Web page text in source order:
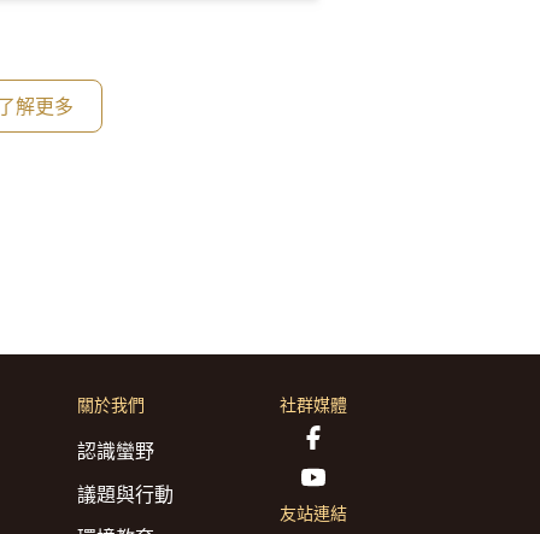
解更多
關於我們
認識蠻野
議題與行動
社群媒體
友站連結